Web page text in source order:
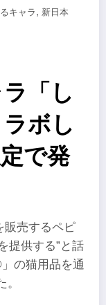
キャラ, 新日本
「し
ボし
で発
販売するペピ
提供する”と話
の猫用品を通